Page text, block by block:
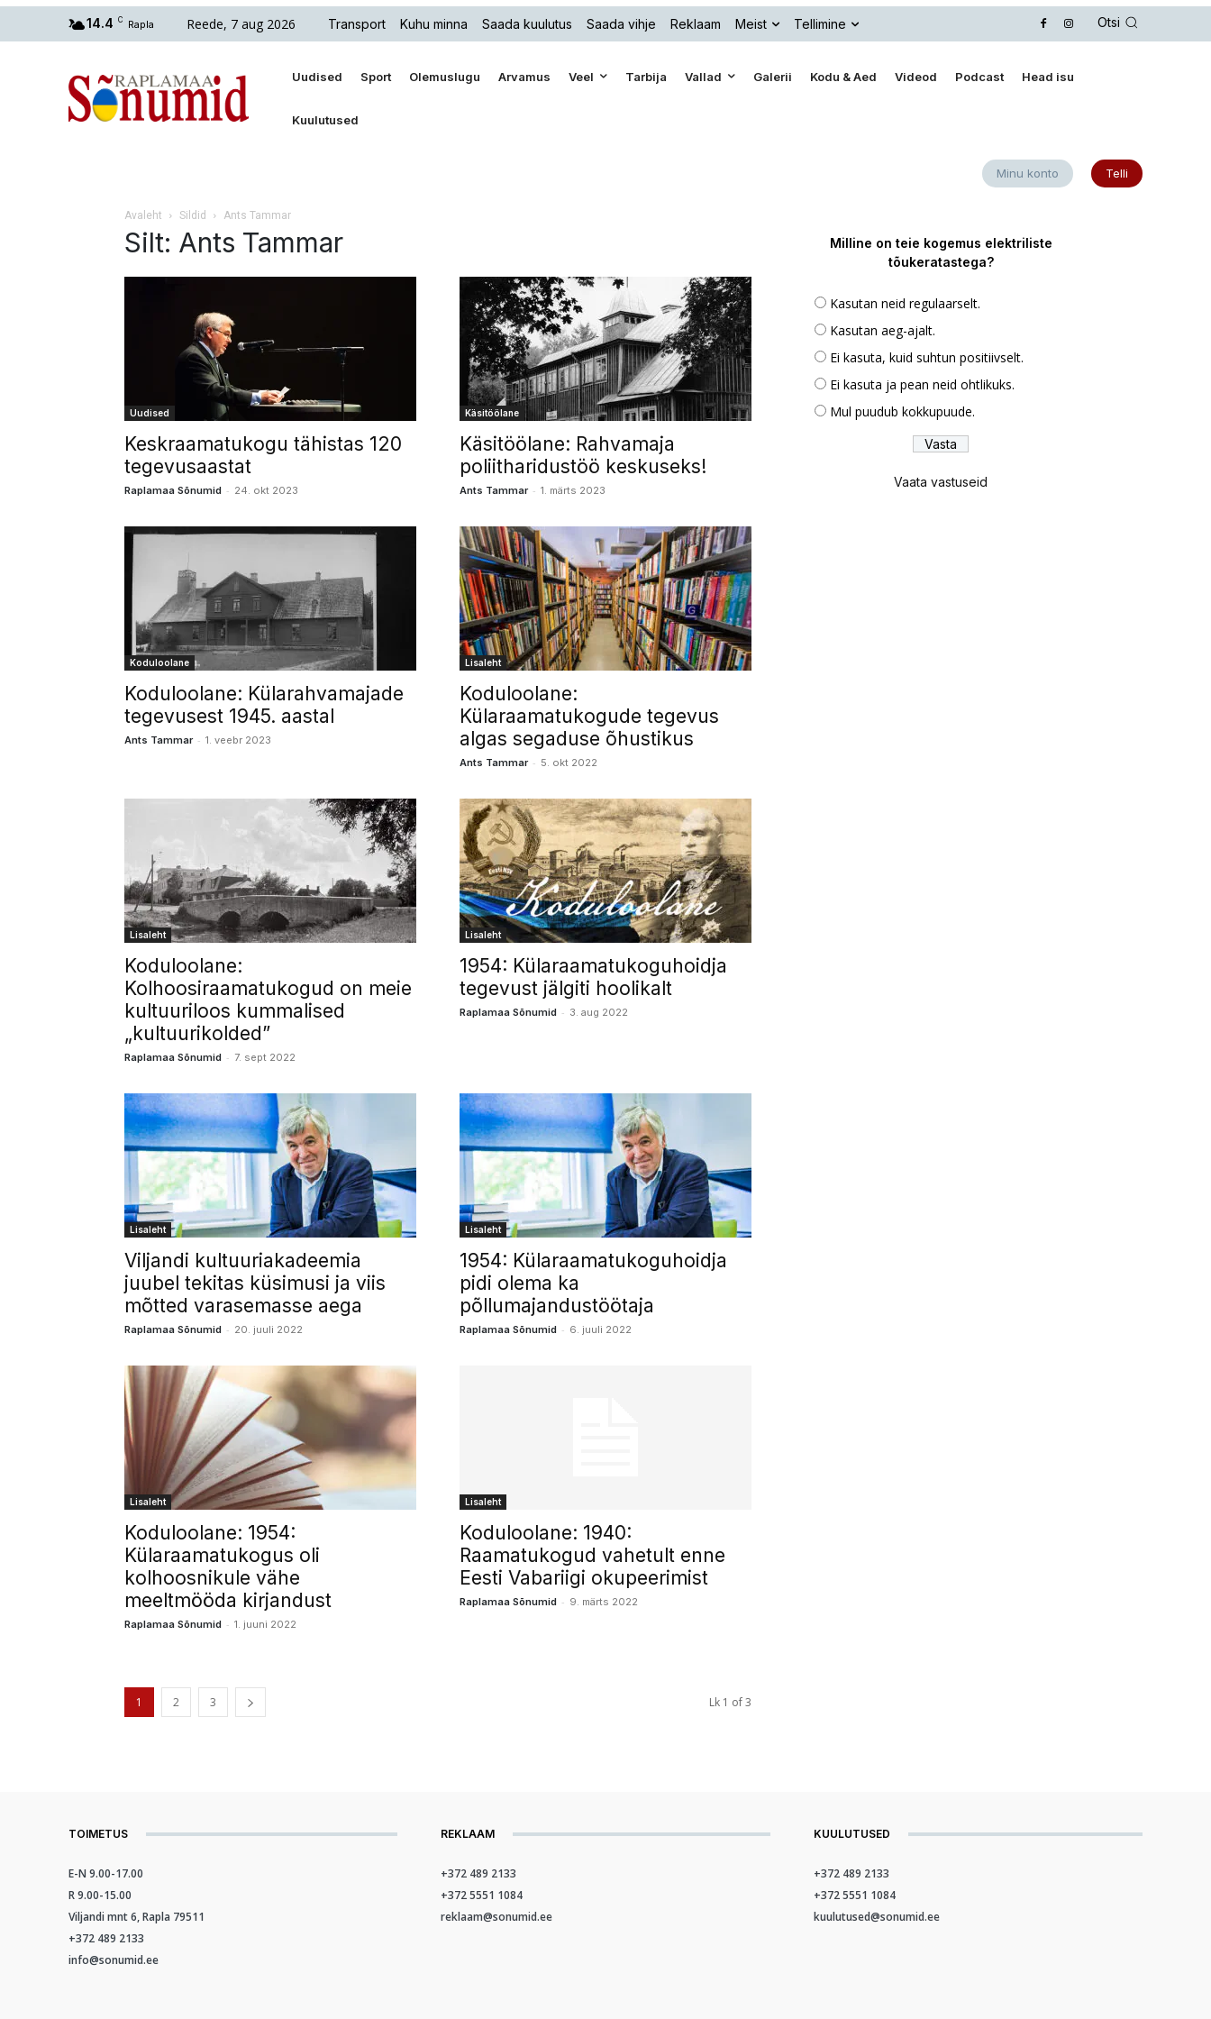
14.4 C Rapla Reede, 7 aug 2026 Transport Kuhu minna Saada kuulutus Saada vihje Reklaam Meist Tellimine Otsi
Uudised Sport Olemuslugu Arvamus Veel Tarbija Vallad Galerii Kodu & Aed Videod Podcast Head isu
Kuulutused
Minu konto Telli
Avaleht Sildid Ants Tammar
Silt: Ants Tammar
Uudised
Keskraamatukogu tähistas 120
tegevusaastat
Raplamaa Sõnumid - 24. okt 2023
Käsitöölane
Käsitöölane: Rahvamaja
poliitharidustöö keskuseks!
Ants Tammar - 1. märts 2023
Koduloolane
Koduloolane: Külarahvamajade
tegevusest 1945. aastal
Ants Tammar - 1. veebr 2023
Lisaleht
Koduloolane:
Külaraamatukogude tegevus
algas segaduse õhustikus
Ants Tammar - 5. okt 2022
Lisaleht
Koduloolane:
Kolhoosiraamatukogud on meie
kultuuriloos kummalised
„kultuurikolded”
Raplamaa Sõnumid - 7. sept 2022
Lisaleht
1954: Külaraamatukoguhoidja
tegevust jälgiti hoolikalt
Raplamaa Sõnumid - 3. aug 2022
Lisaleht
Viljandi kultuuriakadeemia
juubel tekitas küsimusi ja viis
mõtted varasemasse aega
Raplamaa Sõnumid - 20. juuli 2022
Lisaleht
1954: Külaraamatukoguhoidja
pidi olema ka
põllumajandustöötaja
Raplamaa Sõnumid - 6. juuli 2022
Lisaleht
Koduloolane: 1954:
Külaraamatukogus oli
kolhoosnikule vähe
meeltmööda kirjandust
Raplamaa Sõnumid - 1. juuni 2022
Lisaleht
Koduloolane: 1940:
Raamatukogud vahetult enne
Eesti Vabariigi okupeerimist
Raplamaa Sõnumid - 9. märts 2022
1 2 3 Lk 1 of 3
Milline on teie kogemus elektriliste
tõukeratastega?
Kasutan neid regulaarselt.
Kasutan aeg-ajalt.
Ei kasuta, kuid suhtun positiivselt.
Ei kasuta ja pean neid ohtlikuks.
Mul puudub kokkupuude.
Vaata vastuseid
TOIMETUS
E-N 9.00-17.00
R 9.00-15.00
Viljandi mnt 6, Rapla 79511
+372 489 2133
info@sonumid.ee
REKLAAM
+372 489 2133
+372 5551 1084
reklaam@sonumid.ee
KUULUTUSED
+372 489 2133
+372 5551 1084
kuulutused@sonumid.ee